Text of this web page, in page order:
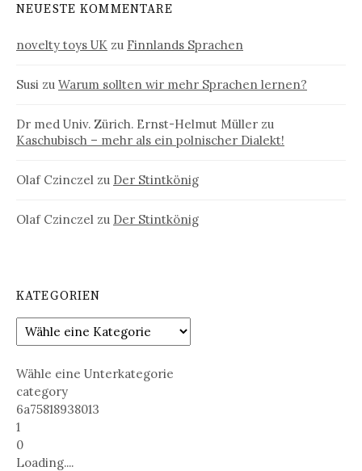
NEUESTE KOMMENTARE
novelty toys UK zu Finnlands Sprachen
Susi zu Warum sollten wir mehr Sprachen lernen?
Dr med Univ. Zürich. Ernst-Helmut Müller zu
Kaschubisch – mehr als ein polnischer Dialekt!
Olaf Czinczel zu Der Stintkönig
Olaf Czinczel zu Der Stintkönig
KATEGORIEN
Wähle eine Unterkategorie
category
6a75818938013
1
0
Loading....